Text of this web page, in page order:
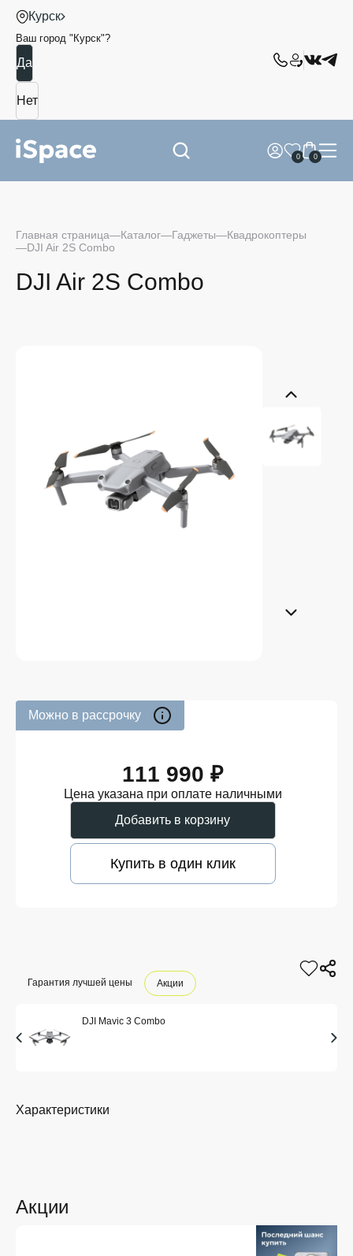
Курск
Ваш город " Курск"?
0 0
Главная страница Каталог Гаджеты
Квадрокоптеры
DJI Air 2S Combo
DJI Air 2S Combo
Можно в рассрочку
111 990 ₽
Цена указана при оплате наличными
Добавить в корзину
Купить в один клик
Гарантия лучшей цены Акции
DJI Mavic 3 Combo
Акции
Характеристики